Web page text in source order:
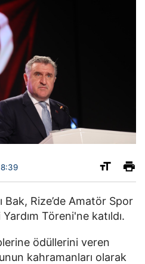
Bak, Rize’de Amatör Spor
Töreni'ne katıldı.
ödüllerini veren
kahramanları olarak